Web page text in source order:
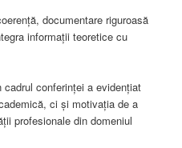
documentare riguroasă
informații teoretice cu
conferinței a evidențiat
ci și motivația de a
profesionale din domeniul